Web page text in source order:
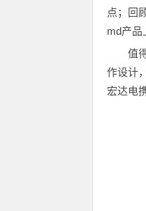
点；回
md产品
值
作设计
宏达电